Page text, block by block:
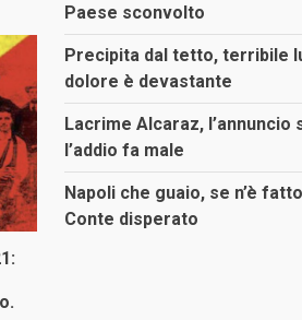
Paese sconvolto
Precipita dal tetto, terribile
dolore è devastante
Lacrime Alcaraz, l’annuncio
l’addio fa male
Napoli che guaio, se n’è
Conte disperato